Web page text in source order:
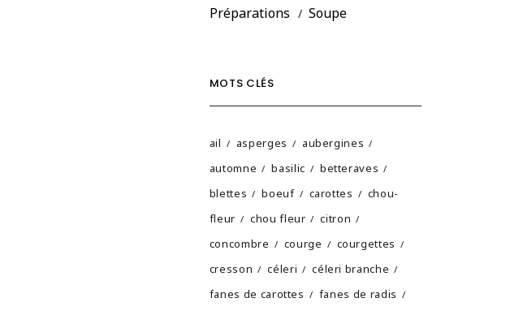
Préparations
Soupe
MOTS CLÉS
ail asperges
aubergines
automne
basilic
betteraves
blettes
boeuf carottes
chou-
fleur
chou fleur
citron
concombre
courge
courgettes
cresson
céleri
céleri branche
fanes de carottes
fanes de radis